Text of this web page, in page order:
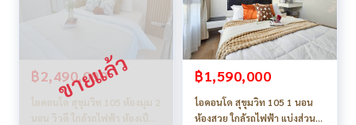
฿2,490,000
ไอคอนโด สุขุมวิท 105 ห้องมุม 2
นอน วิวดี ใกล้รถไฟฟ้า ห้องเป็น
฿1,590,000
ไอคอนโด สุขุมวิท 105 1 นอน
ห้องสวย ใกล้รถไฟฟ้า แบ่งส่วน